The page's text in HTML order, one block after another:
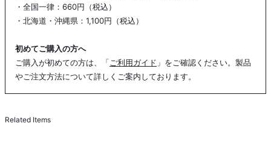
・全国一律：660円（税込）
・北海道・沖縄県：1,100円（税込）
初めてご購入の方へ
ご購入が初めての方は、「 ご利用ガイド 」をご確認ください。製品
やご注文方法について詳しくご案内しております。
Related Items